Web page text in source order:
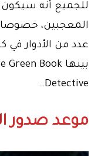
للجميع أنه سيكون
المعجبين، خصوصا
عدد من الأدوار في
Detective…
موعد صدور